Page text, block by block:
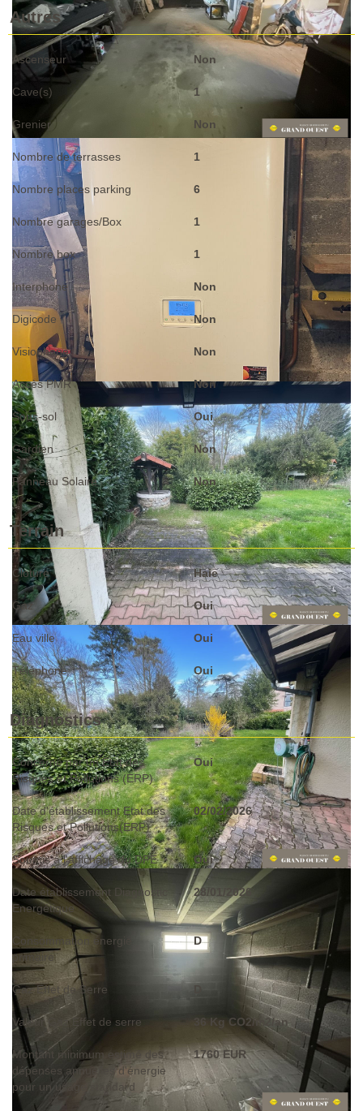
Autres
Ascenseur Non
Cave(s) 1
Grenier Non
Nombre de terrasses 1
Nombre places parking 6
Nombre garages/Box 1
Nombre box 1
Interphone Non
Digicode Non
Visiophone Non
Accès PMR Non
Sous-sol Oui
Gardien Non
Panneau Solaire Non
Terrain
Cloture Haie
Gaz Oui
Eau ville Oui
Téléphone Oui
Diagnostics
Concerné par un Etat des
Risques et Pollutions (ERP)
Oui
Date d'établissement Etat des
Risques et Pollutions(ERP)
02/02/2026
Soumis à l'affichage du DPE Oui
Date établissement Diagnostic
Energétique
28/01/2026
Consommation énergie
primaire
D
Gaz Effet de Serre
Valeur Gaz Effet de serre 36 Kg CO2/m2/an
Montant minimum estimé des
dépenses annuelles d'énergie
pour un usage standard
1760 EUR